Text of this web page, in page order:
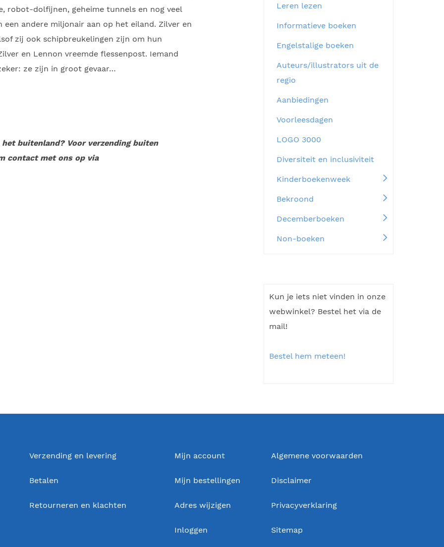
robot-dolfijnen, geheime tunnels en nog veel
andere miljonair aan op het eiland. Zilver en
zij ook schipbreukelingen zijn om hun
en Lennon vreemde flessenpost. Iemand
ze zijn in groot gevaar…
buitenland? Voor verzending buiten
contact met ons op via
Leren lezen
Informatieve boeken
Engelstalige boeken
Auteurs/illustrators uit de
regio
Aanbiedingen
Voorleesdagen
LOGO 3000
Diversiteit en inclusiviteit
Kinderboekenweek
Bekroond
Decemberboeken
Non-boeken
Kun je iets niet vinden in onze
webwinkel? Bestel het via de
mail!
Bestel hem meteen!
Verzending en levering
Betalen
Retourneren en klachten
Mijn account
Mijn bestellingen
Adres wijzigen
Inloggen
Algemene voorwaarden
Disclaimer
Privacyverklaring
Sitemap